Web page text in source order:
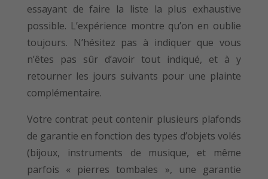
essayant de faire la liste la plus exhaustive
possible. L’expérience montre qu’on en oublie
toujours. N’hésitez pas à indiquer que vous
n’êtes pas sûr d’avoir tout indiqué, et à y
retourner les jours suivants pour une plainte
complémentaire.
Votre contrat peut contenir plusieurs plafonds
de garantie en fonction des types d’objets volés
(bijoux, instruments de musique, et même
parfois « pierres tombales », une garantie